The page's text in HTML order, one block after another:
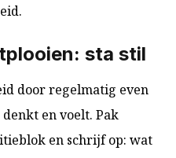
sta stil
door regelmatig even
en voelt. Pak
en schrijf op: wat